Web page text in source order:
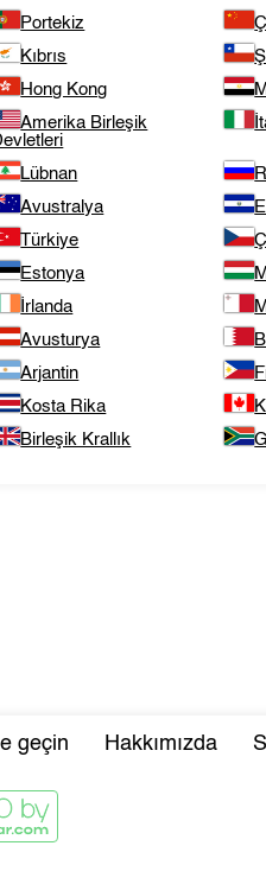
Portekiz
Kıbrıs
Hong Kong
Amerika Birleşik
Lübnan
Avustralya
Türkiye
Estonya
İrlanda
Avusturya
Arjantin
Kosta Rika
Birleşik Krallık
geçin Hakkımızda